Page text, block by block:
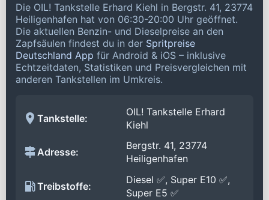
Die OIL! Tankstelle Erhard Kiehl in Bergstr. 41, 23774
Heiligenhafen hat von 06:30-20:00 Uhr geöffnet.
Die aktuellen Benzin- und Dieselpreise an den
Zapfsäulen findest du in der Spritpreise
Deutschland App für Android & iOS – inklusive
Echtzeitdaten, Statistiken und Preisvergleichen mit
anderen Tankstellen im Umkreis.
Tankstelle:
OIL! Tankstelle Erhard
Kiehl
Adresse:
Bergstr. 41, 23774
Heiligenhafen
Treibstoffe:
Diesel ✅, Super E10 ✅,
Super E5 ✅